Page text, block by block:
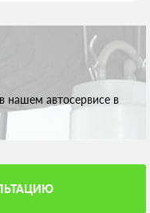
автосервисе в